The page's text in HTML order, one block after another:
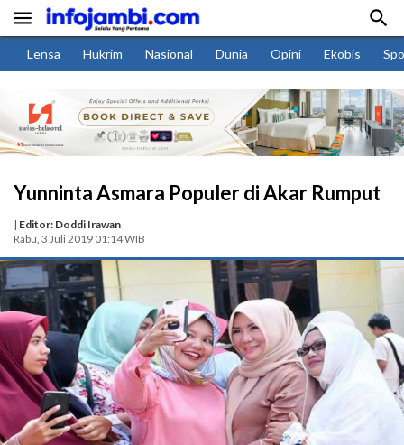
 
Lensa Hukrim Nasional Dunia Opini Ekobis
Yunninta Asmara Populer di Akar Rumput
| Editor: Doddi Irawan
Rabu, 3 Juli 2019 01:14 WIB